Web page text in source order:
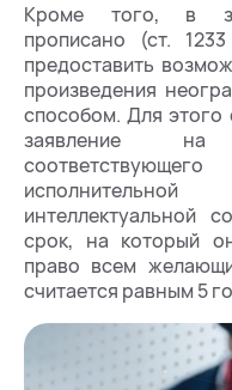
Кроме того, в
прописано (ст.
предоставить
произведения
способом. Для этого
заявление на
интеллектуальной
срок, на который
право всем
считается равным 5